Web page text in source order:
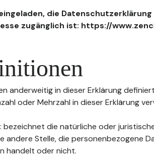
die
zugänglich ist: https://
anderweitig in dieser Erklärung
oder Mehrzahl in dieser Erklärung
die natürliche oder
andere Stelle, die personenbezogene
handelt oder nicht.